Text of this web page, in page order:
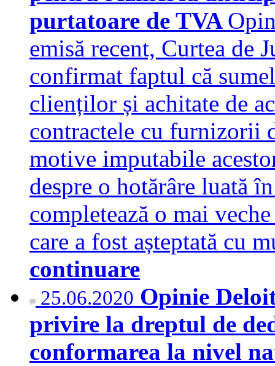
purtatoare de TVA
emisă recent, Curtea de
confirmat faptul că
clienților și achitate de
contractele cu furnizorii
motive imputabile
despre o hotărâre luată
completează o mai
care a fost așteptată cu
continuare
25.06.2020 Opinie
privire la dreptul de
conformarea la nivel